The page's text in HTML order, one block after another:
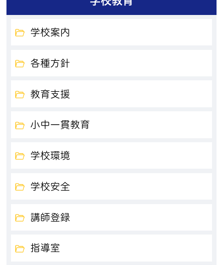
学校案内
各種方針
教育支援
小中一貫教育
学校環境
学校安全
講師登録
指導室